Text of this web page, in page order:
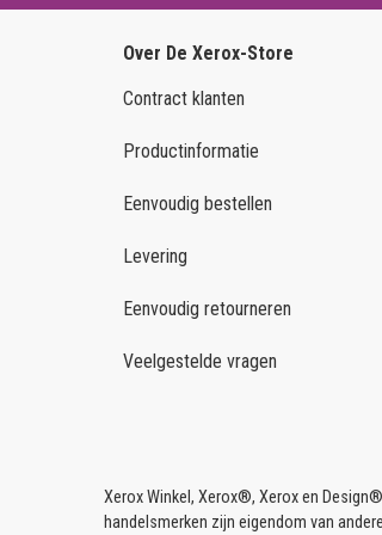
Netwerk & USB
VOOR ANDERE PRINTERMERKEN
Brother Colour
Brother Mono
HP Colour
HP Ink
HP Mono
Kyocera
Konica Minolta
Samsung Mono
Over De Xerox-Store
Contract klanten
Productinformatie
Eenvoudig bestellen
Levering
Eenvoudig retourneren
Veelgestelde vragen
Xerox Winkel, Xerox®, Xerox en
handelsmerken zijn eigendom van